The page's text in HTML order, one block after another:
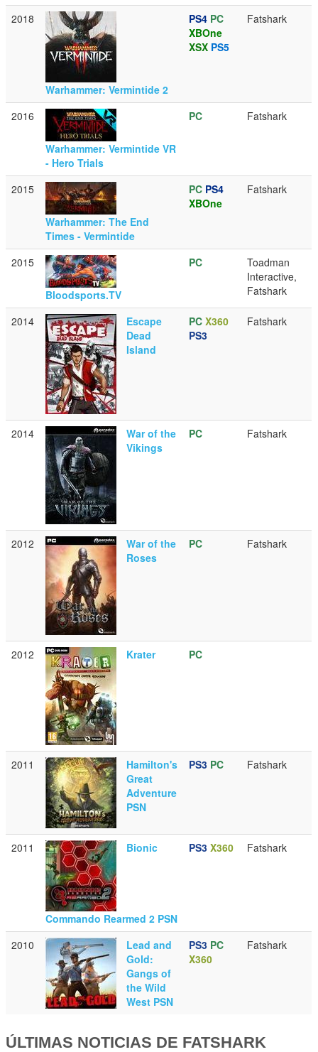
2018
Warhammer: Vermintide 2
PS4 PC
XBOne
XSX PS5
Fatshark
2016
Warhammer: Vermintide VR
- Hero Trials
PC Fatshark
2015
Warhammer: The End
Times - Vermintide
PC PS4
XBOne
Fatshark
2015
Bloodsports.TV
PC
Toadman
Interactive,
Fatshark
2014
Escape
Dead
Island
PC X360
PS3
Fatshark
2014
War of the
Vikings
PC Fatshark
2012
War of the
Roses
PC Fatshark
2012 Krater PC
2011
Hamilton's
Great
Adventure
PSN
PS3 PC Fatshark
2011 Bionic
Commando Rearmed 2 PSN
PS3 X360 Fatshark
2010
Lead and
Gold:
Gangs of
the Wild
West PSN
PS3 PC
X360
Fatshark
ÚLTIMAS NOTICIAS DE FATSHARK